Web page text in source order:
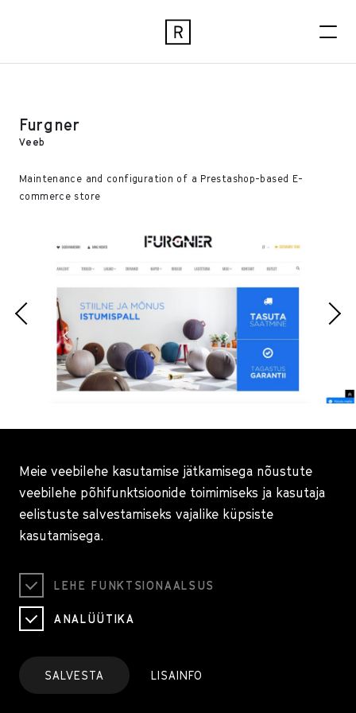
Furgner
Veeb
Maintenance and configuration of a Prestashop-based E-
commerce store
Järgmine projekt
Meie veebilehe kasutamise jätkamisega nõustute
veebilehe põhifunktsioonide toimimiseks ja kasutaja
eelistuste salvestamiseks vajalike küpsiste
kasutamisega.
LEHE FUNKTSIONAALSUS
ANALÜÜTIKA
SALVESTA LISAINFO